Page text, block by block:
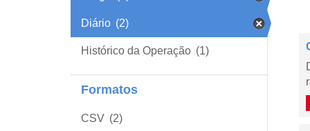
Diário (2)
Histórico da Operação (1)
Formatos
CSV (2)